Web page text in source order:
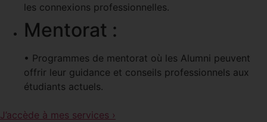
les connexions professionnelles.
Mentorat :
• Programmes de mentorat où les Alumni peuvent
offrir leur guidance et conseils professionnels aux
étudiants actuels.
J’accède à mes services ›